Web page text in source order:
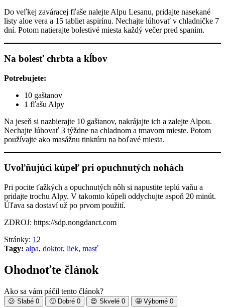
Do veľkej zaváracej fľaše nalejte Alpu Lesanu, pridajte nasekané
listy aloe vera a 15 tabliet aspirínu. Nechajte lúhovať v chladničke 7
dní. Potom natierajte bolestivé miesta každý večer pred spaním.
Na bolesť chrbta a kĺbov
Potrebujete:
10 gaštanov
1 fľašu Alpy
Na jeseň si nazbierajte 10 gaštanov, nakrájajte ich a zalejte Alpou.
Nechajte lúhovať 3 týždne na chladnom a tmavom mieste. Potom
používajte ako masážnu tinktúru na boľavé miesta.
Uvoľňujúci kúpeľ pri opuchnutých nohách
Pri pocite ťažkých a opuchnutých nôh si napustite teplú vaňu a
pridajte trochu Alpy. V takomto kúpeli oddychujte aspoň 20 minút.
Úľava sa dostaví už po prvom použití.
ZDROJ: https://sdp.nongdanct.com
Stránky: 1 2
Tagy: alpa, doktor, liek, masť
Ohodnoťte článok
Ako sa vám páčil tento článok?
😕 Slabé 0 🙂 Dobré 0 😍 Skvelé 0 🤩 Výborné 0